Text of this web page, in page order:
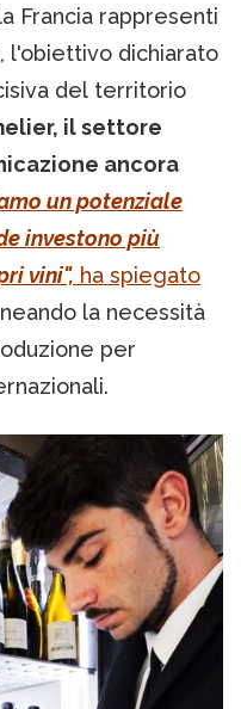
Francia rappresenti
l'obiettivo dichiarato
del territorio
il settore
ancora
un potenziale
investono più
vini", ha spiegato
la necessità
per